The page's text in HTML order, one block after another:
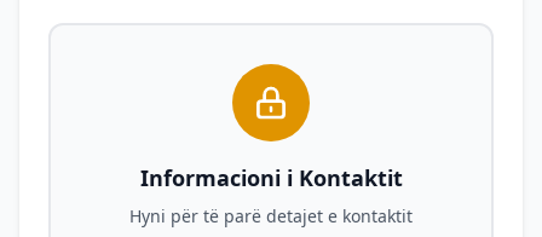
Informacioni i Kontaktit
Hyni për të parë detajet e kontaktit